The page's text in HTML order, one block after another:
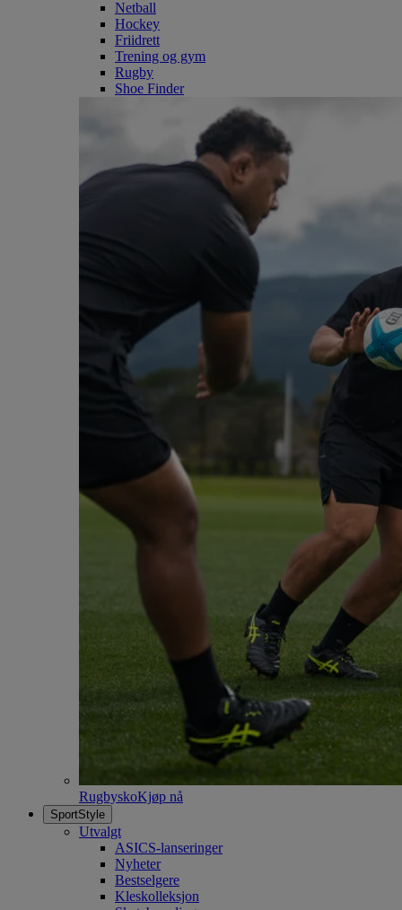
Netball
Hockey
Friidrett
Trening og gym
Rugby
Shoe Finder
RugbyskoKjøp nå
SportStyle
Utvalgt
ASICS-lanseringer
Nyheter
Bestselgere
Kleskolleksjon